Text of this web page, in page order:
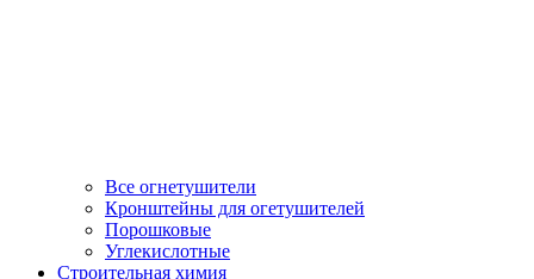
Все огнетушители
Кронштейны для огетушителей
Порошковые
Углекислотные
Строительная химия